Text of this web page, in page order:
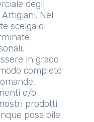
degli
Nel
scelga di
in grado
completo
e/o
prodotti
possibile